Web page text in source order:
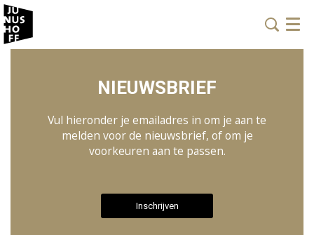
Menu
NIEUWSBRIEF
Vul hieronder je emailadres in om je aan te
melden voor de nieuwsbrief, of om je
voorkeuren aan te passen.
Inschrijven